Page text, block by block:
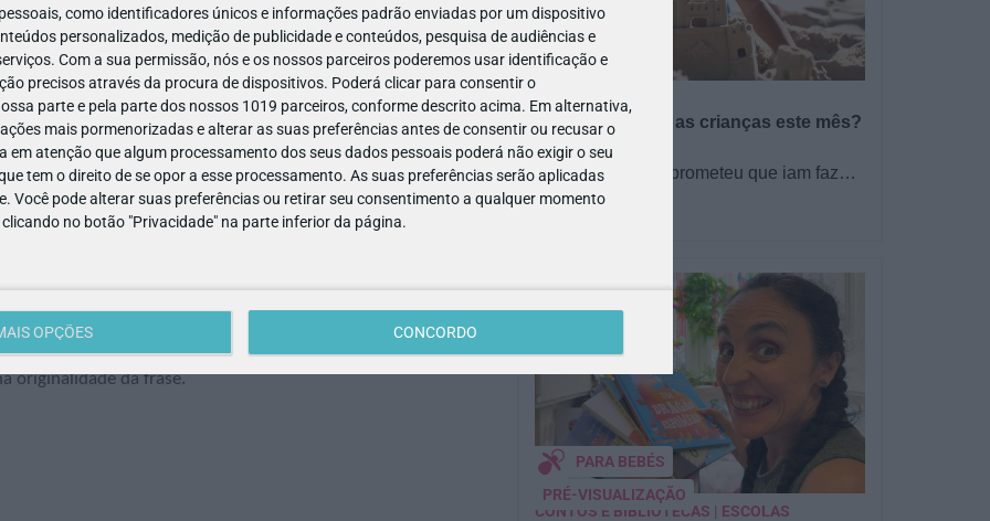
como identificadores únicos e informações padrão enviadas por um dispositivo
personalizados, medição de publicidade e conteúdos, pesquisa de audiências e
Com a sua permissão, nós e os nossos parceiros poderemos usar identificação e
precisos através da procura de dispositivos. Poderá clicar para consentir o
parte e pela parte dos nossos 1019 parceiros, conforme descrito acima. Em alternativa,
mais pormenorizadas e alterar as suas preferências antes de consentir ou recusar o
em atenção que algum processamento dos seus dados pessoais poderá não exigir o seu
tem o direito de se opor a esse processamento. As suas preferências serão aplicadas
Você pode alterar suas preferências ou retirar seu consentimento a qualquer momento
no botão "Privacidade" na parte inferior da página.
OPÇÕES CONCORDO
:
da publicação e escrever uma frase criativa que inclua as
no comentário, até à data e hora indicadas. Em caso de
originalidade da frase.
O que fazer com as crianças este mês?
– Agosto 2026
🍨 Se este verão prometeu que iam fazer
mais do que praia e gelados... este artigo
TODO O PAÍS
PROGRAMAS
PARA BEBÉS
PRÉ-VISUALIZAÇÃO
CONTOS E BIBLIOTECAS | ESCOLAS